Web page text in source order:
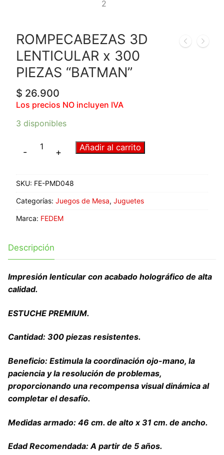
ROMPECABEZAS 3D
LENTICULAR x 300
PIEZAS “BATMAN”
$ 26.900
Los precios NO incluyen IVA
3 disponibles
- + Añadir al carrito
SKU: FE-PMD048
Categorías: Juegos de Mesa, Juguetes
Marca: FEDEM
Descripción
Impresión lenticular con acabado holográfico de alta
calidad.
ESTUCHE PREMIUM.
Cantidad: 300 piezas resistentes.
Beneficio: Estimula la coordinación ojo-mano, la
paciencia y la resolución de problemas,
proporcionando una recompensa visual dinámica al
completar el desafío.
Medidas armado: 46 cm. de alto x 31 cm. de ancho.
Edad Recomendada: A partir de 5 años.